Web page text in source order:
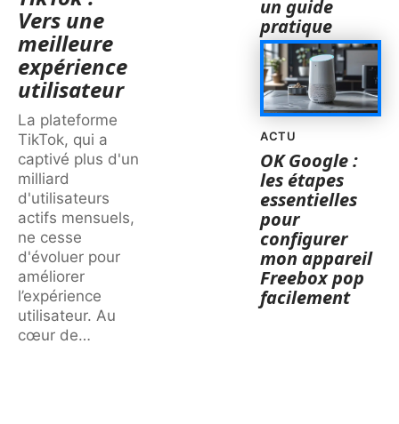
Vers une
meilleure
expérience
utilisateur
La plateforme
TikTok, qui a
captivé plus d'un
milliard
d'utilisateurs
actifs mensuels,
ne cesse
d'évoluer pour
améliorer
l’expérience
utilisateur. Au
cœur de…
un guide
pratique
ACTU
OK Google :
les étapes
essentielles
pour
configurer
mon appareil
Freebox pop
facilement